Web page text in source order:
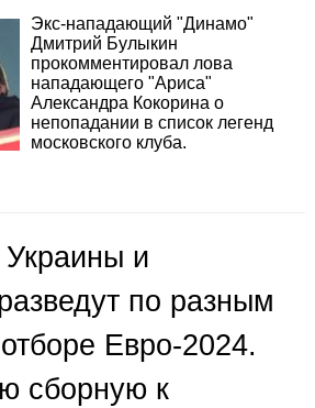
Экс-нападающий "Динамо"
Дмитрий Булыкин
прокомментировал лова
нападающего "Ариса"
Александра Кокорина о
непопадании в список легенд
московского клуба.
и
по разным
Евро-2024.
сборную к